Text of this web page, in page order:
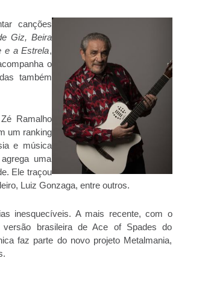
canções
Giz, Beira
e a Estrela,
o
também
Ramalho
um ranking
e música
uma
Ele traçou
Luiz Gonzaga, entre outros.
inesquecíveis. A mais recente, com o
brasileira de Ace of Spades do
faz parte do novo projeto Metalmania,